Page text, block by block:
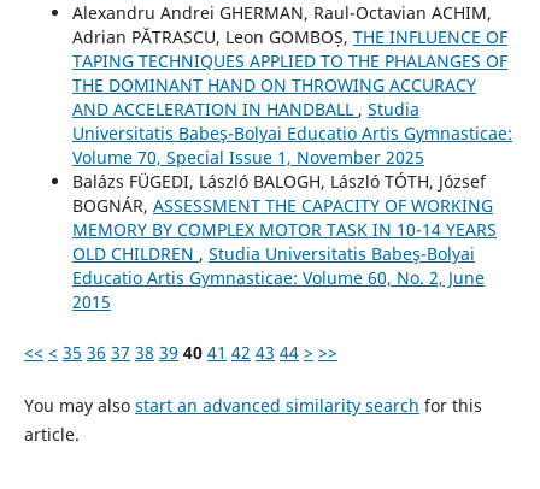
Alexandru Andrei GHERMAN, Raul-Octavian ACHIM,
Adrian PĂTRASCU, Leon GOMBOȘ, THE INFLUENCE OF
TAPING TECHNIQUES APPLIED TO THE PHALANGES OF
THE DOMINANT HAND ON THROWING ACCURACY
AND ACCELERATION IN HANDBALL , Studia
Universitatis Babeş-Bolyai Educatio Artis Gymnasticae:
Volume 70, Special Issue 1, November 2025
Balázs FÜGEDI, László BALOGH, László TÓTH, József
BOGNÁR, ASSESSMENT THE CAPACITY OF WORKING
MEMORY BY COMPLEX MOTOR TASK IN 10-14 YEARS
OLD CHILDREN , Studia Universitatis Babeş-Bolyai
Educatio Artis Gymnasticae: Volume 60, No. 2, June
2015
<< < 35 36 37 38 39 40 41 42 43 44 > >>
You may also start an advanced similarity search for this
article.